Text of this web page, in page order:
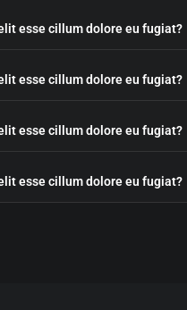
esse cillum dolore eu fugiat?
esse cillum dolore eu fugiat?
esse cillum dolore eu fugiat?
esse cillum dolore eu fugiat?